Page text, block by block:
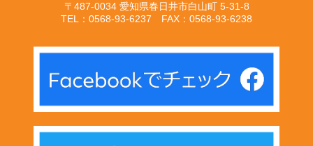
〒487-0034 愛知県春日井市白山町 5-31-8
TEL：0568-93-6237 FAX：0568-93-6238